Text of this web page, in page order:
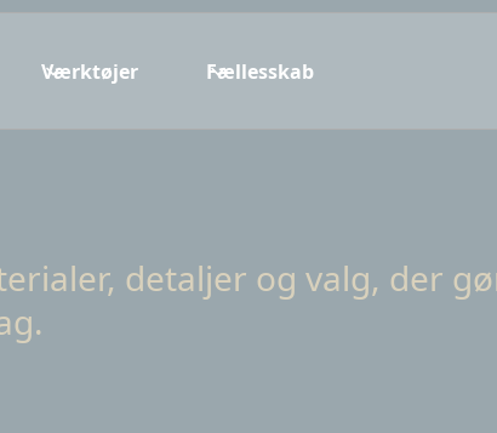
Værktøjer Fællesskab
detaljer og valg, der